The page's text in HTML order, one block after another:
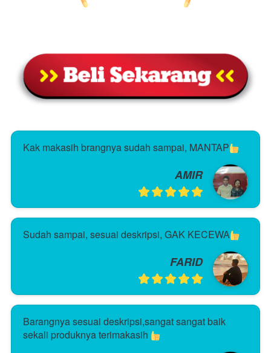
Kak makasih brangnya sudah sampai, MANTAP
AMIR
Sudah sampai, sesuai deskripsi, GAK KECEWA
FARID
Barangnya sesuai deskripsi,sangat sangat baik
sekali produknya terimakasih